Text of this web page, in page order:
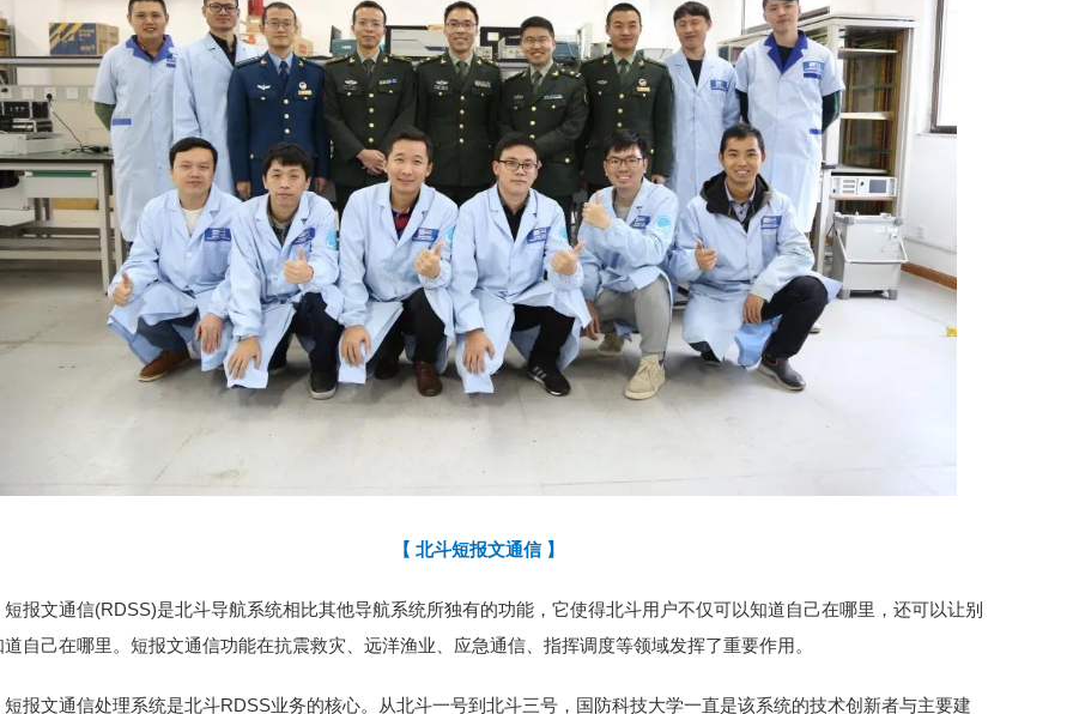
【 北斗短报文通信 】
短报文通信(RDSS)是北斗导航系统相比其他导航系统所独有的功能，它使得北斗用户不仅可以知道自己在哪里，还可以让别
道自己在哪里。短报文通信功能在抗震救灾、远洋渔业、应急通信、指挥调度等领域发挥了重要作用。
短报文通信处理系统是北斗RDSS业务的核心。从北斗一号到北斗三号，国防科技大学一直是该系统的技术创新者与主要建